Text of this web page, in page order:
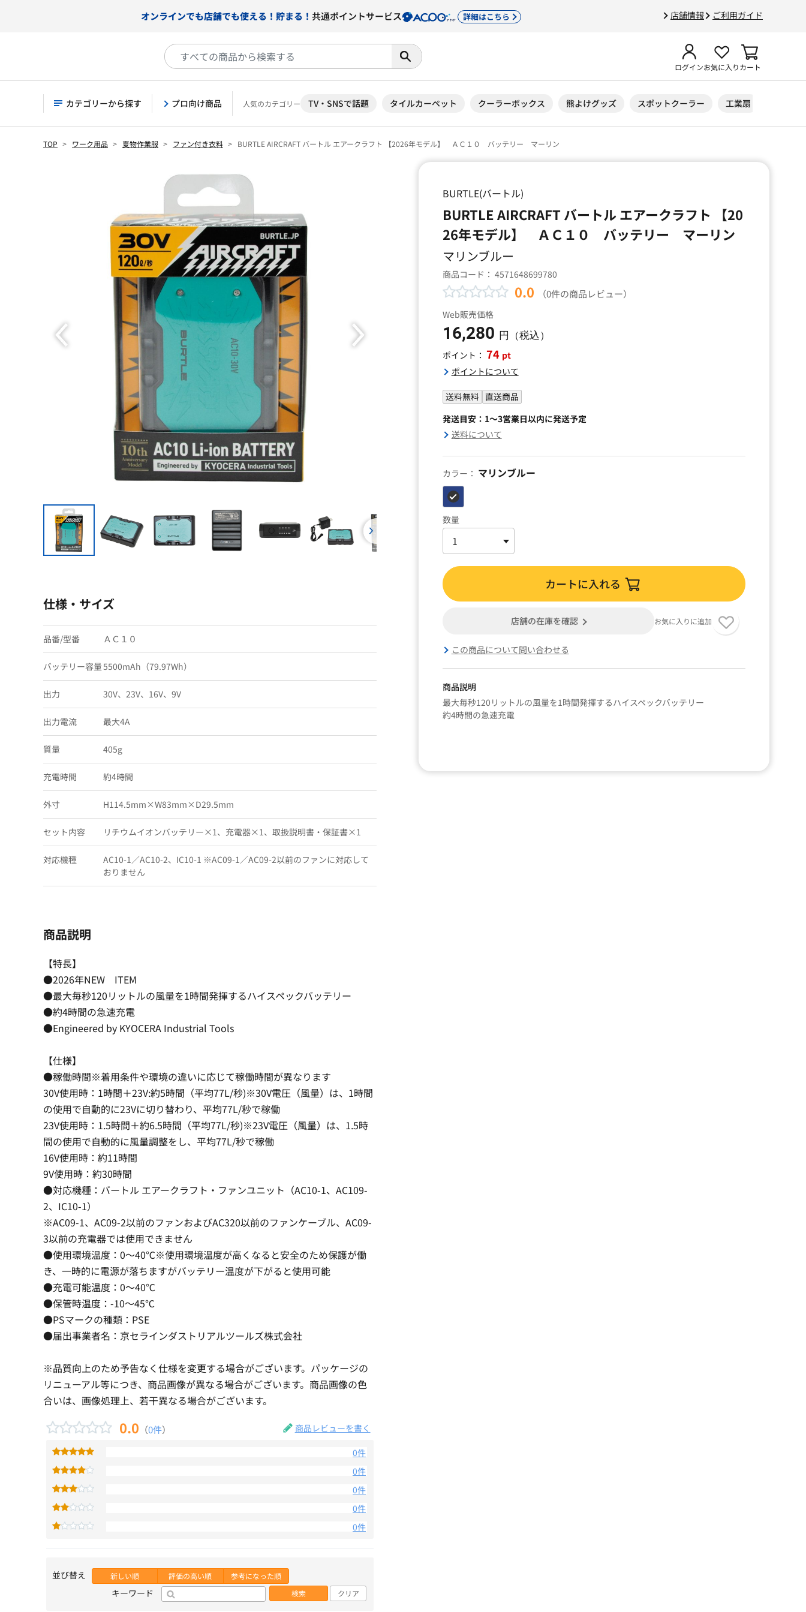
店舗情報 ご利用ガイド
オンラインでも店舗でも使える！貯まる！ 共通ポイントサービス 詳細はこちら
ログインお気に入りカート
カテゴリーから探す プロ向け商品 人気のカテゴリー TV・SNSで話題 タイルカーペット クーラーボックス 熊よけグッズ スポットクーラー 工業扇
TOP ワーク用品 夏物作業服 ファン付き衣料 BURTLE AIRCRAFT バートル エアークラフト 【2026年モデル】 ＡＣ１０ バッテリー マーリン
BURTLE(バートル)
BURTLE AIRCRAFT バートル エアークラフト 【20
26年モデル】 ＡＣ１０ バッテリー マーリン
マリンブルー
商品コード： 4571648699780
0.0 （0件の商品レビュー）
Web販売価格
16,280 円（税込）
ポイント： 74 pt
ポイントについて
送料無料 直送商品
発送目安：1～3営業日以内に発送予定
送料について
カラー： マリンブルー
数量
カートに入れる
店舗の在庫を確認 お気に入りに追加
この商品について問い合わせる
商品説明
最大毎秒120リットルの風量を1時間発揮するハイスペックバッテリー
約4時間の急速充電
仕様・サイズ
品番/型番 ＡＣ１０
バッテリー容量5500mAh（79.97Wh）
出力 30V、23V、16V、9V
出力電流 最大4A
質量 405g
充電時間 約4時間
外寸 H114.5mm×W83mm×D29.5mm
セット内容 リチウムイオンバッテリー×1、充電器×1、取扱説明書・保証書×1
対応機種
AC10-1／AC10-2、IC10-1 ※AC09-1／AC09-2以前のファンに対応して
おりません
商品説明
【特長】
●2026年NEW ITEM
●最大毎秒120リットルの風量を1時間発揮するハイスペックバッテリー
●約4時間の急速充電
●Engineered by KYOCERA Industrial Tools
【仕様】
●稼働時間※着用条件や環境の違いに応じて稼働時間が異なります
30V使用時：1時間＋23V:約5時間（平均77L/秒)※30V電圧（風量）は、1時間
の使用で自動的に23Vに切り替わり、平均77L/秒で稼働
23V使用時：1.5時間＋約6.5時間（平均77L/秒)※23V電圧（風量）は、1.5時
間の使用で自動的に風量調整をし、平均77L/秒で稼働
16V使用時：約11時間
9V使用時：約30時間
●対応機種：バートル エアークラフト・ファンユニット（AC10-1、AC109-
2、IC10-1）
※AC09-1、AC09-2以前のファンおよびAC320以前のファンケーブル、AC09-
3以前の充電器では使用できません
●使用環境温度：0〜40℃※使用環境温度が高くなると安全のため保護が働
き、一時的に電源が落ちますがバッテリー温度が下がると使用可能
●充電可能温度：0〜40℃
●保管時温度：-10〜45℃
●PSマークの種類：PSE
●届出事業者名：京セラインダストリアルツールズ株式会社
※品質向上のため予告なく仕様を変更する場合がございます。パッケージの
リニューアル等につき、商品画像が異なる場合がございます。商品画像の色
合いは、画像処理上、若干異なる場合がございます。
0.0 （0件） 商品レビューを書く
0件
0件
0件
0件
0件
並び替え 新しい順 評価の高い順 参考になった順
キーワード 検索 クリア